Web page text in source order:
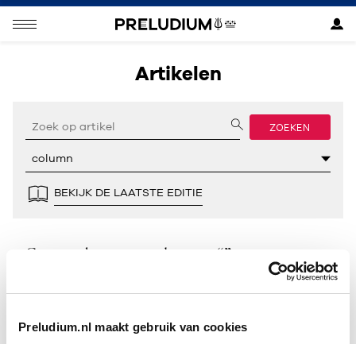
Preludium.nl maakt gebruik van cookies
Artikelen
ZOEKEN
BEKIJK DE LAATSTE EDITIE
Geen resultaten gevonden voor “”.